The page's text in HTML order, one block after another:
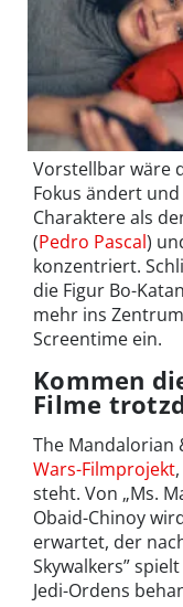
Vorstellbar wäre
Fokus ändert
Charaktere als
(Pedro Pascal)
konzentriert.
die Figur Bo-
mehr ins
Screentime ein.
Kommen
Filme
The Mandalorian
Wars-Filmprojekt
steht. Von „Ms.
Obaid-Chinoy
erwartet, der
Skywalkers”
Jedi-Ordens